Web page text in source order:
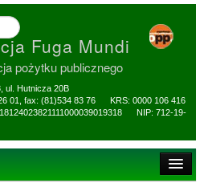
Fuga Mundi
pożytku publicznego
ul. Hutnicza 20B
01, fax: (81)534 83 76 KRS: 0000 106 416
NIP: 712-19-